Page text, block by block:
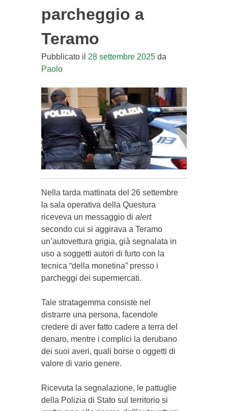
parcheggio a
Teramo
Pubblicato il 28 settembre 2025da
Paolo
Nella tarda mattinata del 26 settembre
la sala operativa della Questura
riceveva un messaggio di alert
secondo cui si aggirava a Teramo
un’autovettura grigia, già segnalata in
uso a soggetti autori di furto con la
tecnica “della monetina” presso i
parcheggi dei supermercati.
Tale stratagemma consiste nel
distrarre una persona, facendole
credere di aver fatto cadere a terra del
denaro, mentre i complici la derubano
dei suoi averi, quali borse o oggetti di
valore di vario genere.
Ricevuta la segnalazione, le pattuglie
della Polizia di Stato sul territorio si